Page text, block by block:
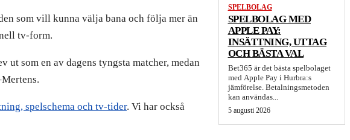
som vill kunna välja bana och följa mer än
tv-form.
som en av dagens tyngsta matcher, medan
spelschema och tv-tider. Vi har också
SPELBOLAG
SPELBOLAG MED
APPLE PAY:
INSÄTTNING, UTTAG
OCH BÄSTA VAL
Bet365 är det bästa spelbolaget
med Apple Pay i Hurbra:s
jämförelse. Betalningsmetoden
kan användas...
5 augusti 2026